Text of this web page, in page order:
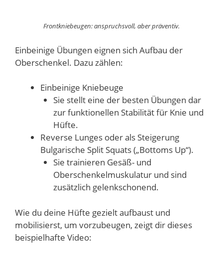
Frontkniebeugen: anspruchsvoll, aber präventiv.
Einbeinige Übungen eignen sich Aufbau der
Oberschenkel. Dazu zählen:
Einbeinige Kniebeuge
Sie stellt eine der besten Übungen dar
zur funktionellen Stabilität für Knie und
Hüfte.
Reverse Lunges oder als Steigerung
Bulgarische Split Squats („Bottoms Up“).
Sie trainieren Gesäß- und
Oberschenkelmuskulatur und sind
zusätzlich gelenkschonend.
Wie du deine Hüfte gezielt aufbaust und
mobilisierst, um vorzubeugen, zeigt dir dieses
beispielhafte Video: